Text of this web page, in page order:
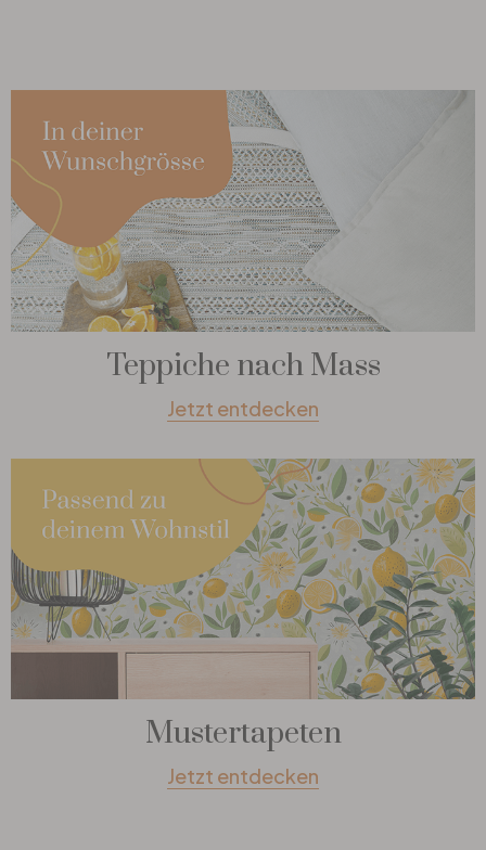
Teppiche nach Mass
Jetzt entdecken
Mustertapeten
Jetzt entdecken